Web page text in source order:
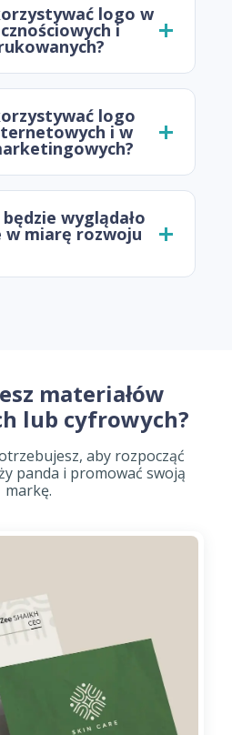
logo w
i
logo
i w
wyglądało
miarę rozwoju
materiałów
lub cyfrowych?
aby rozpocząć
panda i promować swoją
markę.